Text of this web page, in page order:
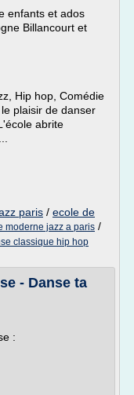
enfants et ados
Billancourt et
Hip hop, Comédie
plaisir de danser
abrite
paris / ecole de
moderne jazz a paris /
classique hip hop
- Danse ta
: